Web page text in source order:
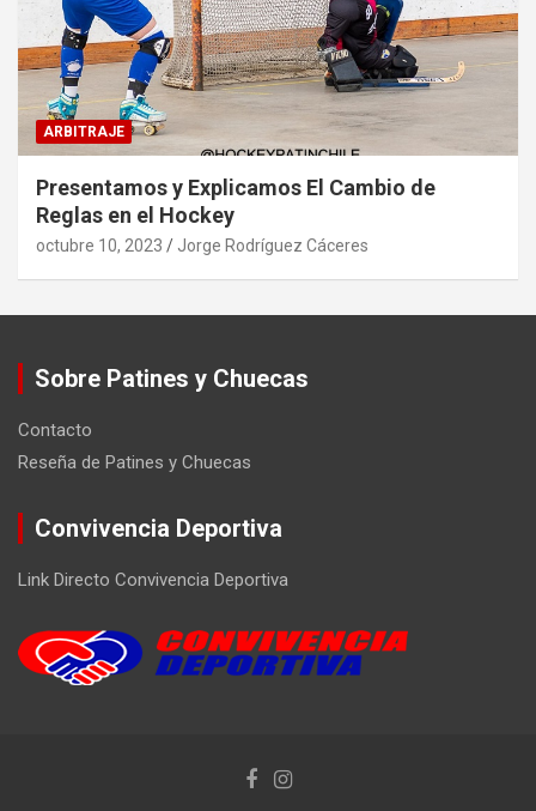
ARBITRAJE
Presentamos y Explicamos El Cambio de
Reglas en el Hockey
octubre 10, 2023 Jorge Rodríguez Cáceres
Sobre Patines y Chuecas
Contacto
Reseña de Patines y Chuecas
Convivencia Deportiva
Link Directo Convivencia Deportiva